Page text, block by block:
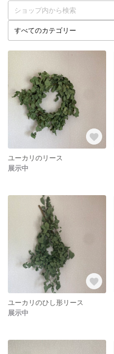
ユーカリのリース
展示中
ユーカリのひし形リース
展示中